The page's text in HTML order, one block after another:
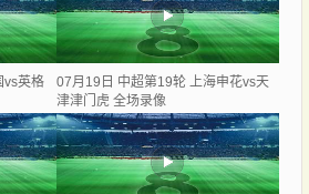
vs英格
07月19日 中超第19轮 上海申花vs天
津津门虎 全场录像